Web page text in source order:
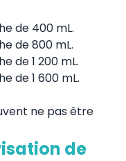
de 400 mL.
de 800 mL.
de 1 200 mL.
de 1 600 mL.
ne pas être
de